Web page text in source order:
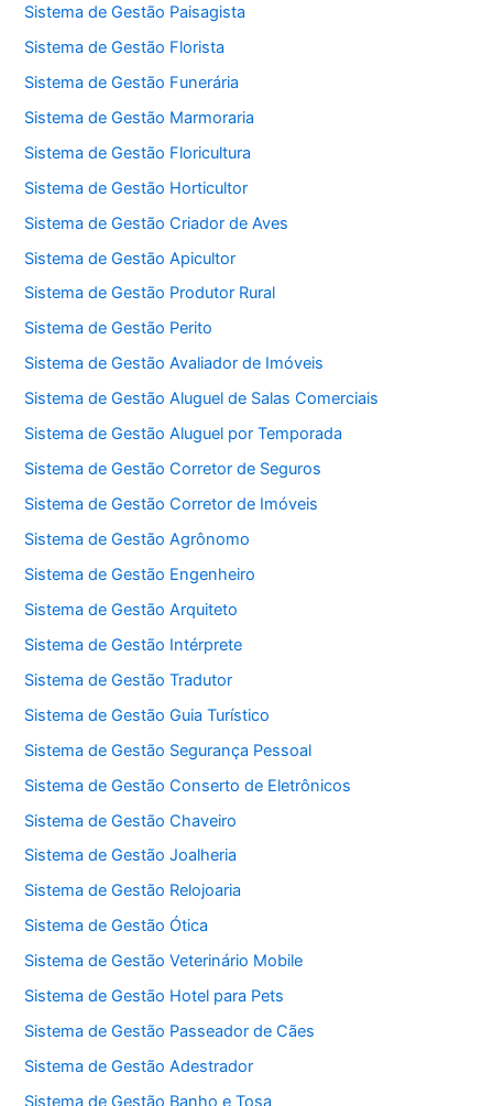
Sistema de Gestão Paisagista
Sistema de Gestão Florista
Sistema de Gestão Funerária
Sistema de Gestão Marmoraria
Sistema de Gestão Floricultura
Sistema de Gestão Horticultor
Sistema de Gestão Criador de Aves
Sistema de Gestão Apicultor
Sistema de Gestão Produtor Rural
Sistema de Gestão Perito
Sistema de Gestão Avaliador de Imóveis
Sistema de Gestão Aluguel de Salas Comerciais
Sistema de Gestão Aluguel por Temporada
Sistema de Gestão Corretor de Seguros
Sistema de Gestão Corretor de Imóveis
Sistema de Gestão Agrônomo
Sistema de Gestão Engenheiro
Sistema de Gestão Arquiteto
Sistema de Gestão Intérprete
Sistema de Gestão Tradutor
Sistema de Gestão Guia Turístico
Sistema de Gestão Segurança Pessoal
Sistema de Gestão Conserto de Eletrônicos
Sistema de Gestão Chaveiro
Sistema de Gestão Joalheria
Sistema de Gestão Relojoaria
Sistema de Gestão Ótica
Sistema de Gestão Veterinário Mobile
Sistema de Gestão Hotel para Pets
Sistema de Gestão Passeador de Cães
Sistema de Gestão Adestrador
Sistema de Gestão Banho e Tosa